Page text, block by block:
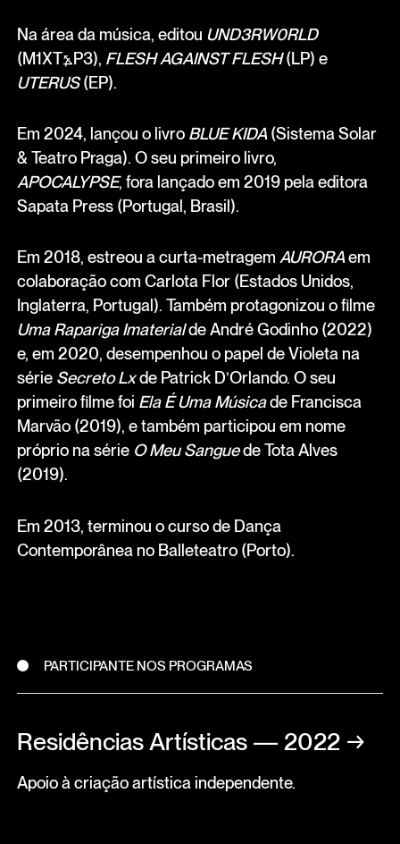
Na área da música, editou UND3RW0RLD
(M1XT⦩P3), FLESH AGAINST FLESH(LP) e
UTERUS(EP).
Em 2024, lançou o livro BLUE KIDA(Sistema Solar
& Teatro Praga). O seu primeiro livro,
APOCALYPSE, fora lançado em 2019 pela editora
Sapata Press (Portugal, Brasil).
Em 2018, estreou a curta-metragem AURORAem
colaboração com Carlota Flor (Estados Unidos,
Inglaterra, Portugal). Também protagonizou o filme
Uma Rapariga Imaterialde André Godinho (2022)
e, em 2020, desempenhou o papel de Violeta na
série Secreto Lxde Patrick D’Orlando. O seu
primeiro filme foi Ela É Uma Músicade Francisca
Marvão (2019), e também participou em nome
próprio na série O Meu Sanguede Tota Alves
(2019).
Em 2013, terminou o curso de Dança
Contemporânea no Balleteatro (Porto).
PARTICIPANTE NOS PROGRAMAS
Residências Artísticas — 2022 →
Apoio à criação artística independente.